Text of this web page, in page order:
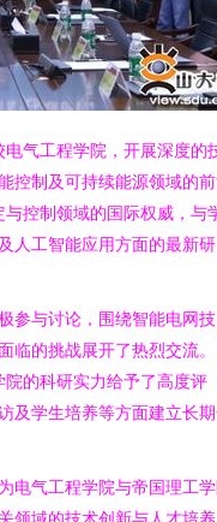
气工程学院，开展深度的
控制及可持续能源领域的
控制领域的国际权威，与
人工智能应用方面的最新
参与讨论，围绕智能电网技
临的挑战展开了热烈交流。
的科研实力给予了高度评
及学生培养等方面建立长
电气工程学院与帝国理工
领域的技术创新与人才培